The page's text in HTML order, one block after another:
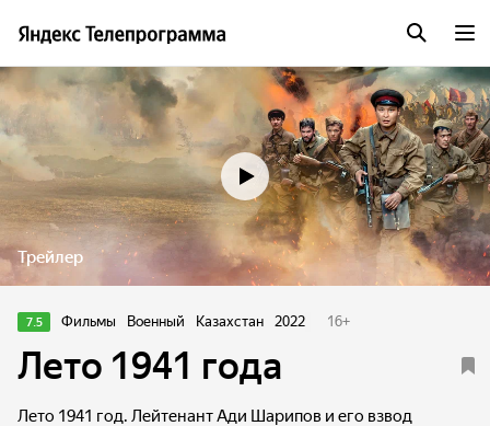
Трейлер
7.5 Фильмы Военный Казахстан 2022 16+
Лето 1941 года
Лето 1941 год. Лейтенант Ади Шарипов и его взвод